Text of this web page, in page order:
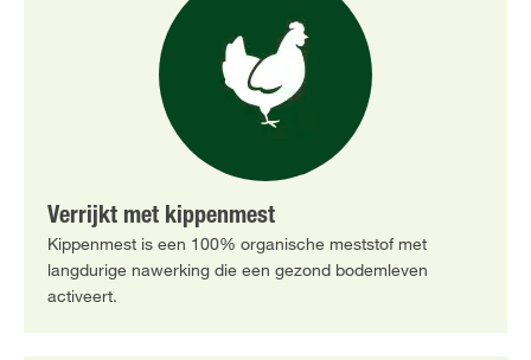
Verrijkt met kippenmest
Kippenmest is een 100% organische meststof met
langdurige nawerking die een gezond bodemleven
activeert.